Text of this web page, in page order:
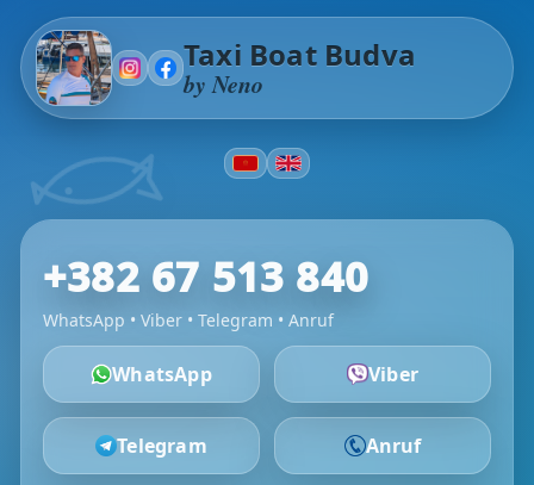
Taxi Boat Budva
by Neno
+382 67 513 840
WhatsApp • Viber • Telegram • Anruf
WhatsApp Viber
Telegram Anruf